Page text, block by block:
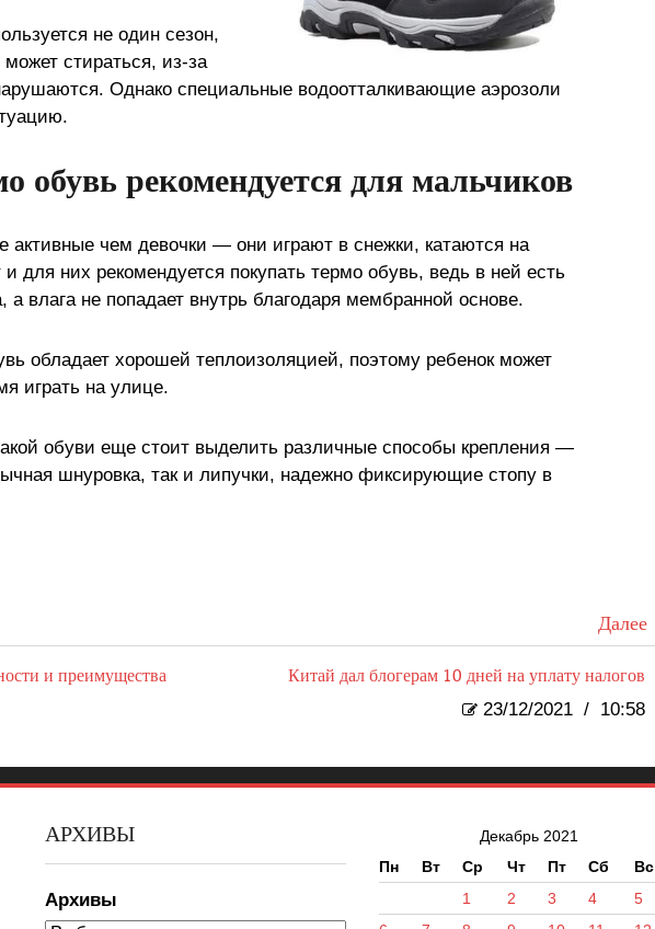
не один сезон,
стираться, из-за
Однако специальные водоотталкивающие аэрозоли
обувь рекомендуется для мальчиков
активные чем девочки — они играют в снежки, катаются на
для них рекомендуется покупать термо обувь, ведь в ней есть
влага не попадает внутрь благодаря мембранной основе.
обладает хорошей теплоизоляцией, поэтому ребенок может
играть на улице.
обуви еще стоит выделить различные способы крепления —
шнуровка, так и липучки, надежно фиксирующие стопу в
Далее
и преимущества
Китай дал блогерам 10 дней на уплату налогов
23/12/2021 / 10:58
АРХИВЫ
Архивы
Декабрь 2021
Пн
Вт Ср Чт Пт Сб
Вс
1
2 3 4
5